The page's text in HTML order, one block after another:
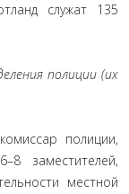
служат 135
полиции (их
полиции,
заместителей,
местной